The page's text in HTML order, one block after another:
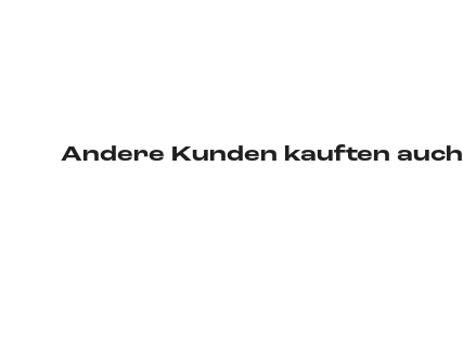
Andere Kunden kauften auch